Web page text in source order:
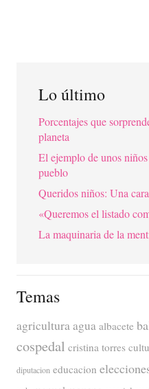
Lo último
Porcentajes que
planeta
El ejemplo de unos
pueblo
Queridos niños: Una
«Queremos el listado
La maquinaria de la
Temas
agriculturaagua albacete
cospedal cristina torres
diputacion educacion